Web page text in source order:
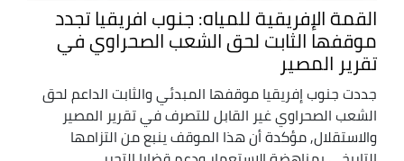
القمة الإفريقية للمياه: جنوب افريقيا تجدد
موقفها الثابت لحق الشعب الصحراوي في
تقرير المصير
جددت جنوب إفريقيا موقفها المبدئي والثابت الداعم لحق
الشعب الصحراوي غير القابل للتصرف في تقرير المصير
والاستقلال, مؤكدة أن هذا الموقف ينبع من التزامها